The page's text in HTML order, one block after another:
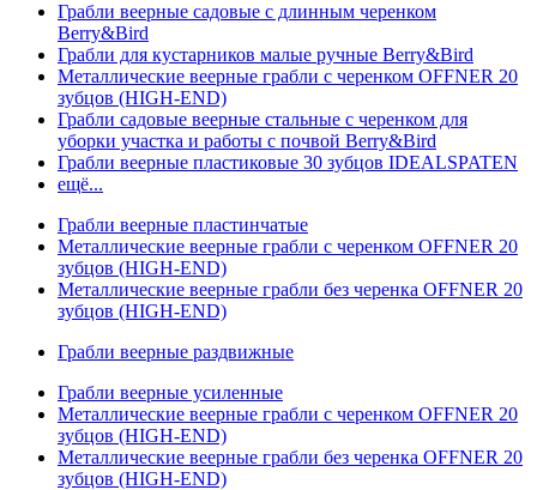
Грабли веерные садовые с длинным черенком
Berry&Bird
Грабли для кустарников малые ручные Berry&Bird
Металлические веерные грабли с черенком OFFNER 20
зубцов (HIGH-END)
Грабли садовые веерные стальные с черенком для
уборки участка и работы с почвой Berry&Bird
Грабли веерные пластиковые 30 зубцов IDEALSPATEN
ещё...
Грабли веерные пластинчатые
Металлические веерные грабли с черенком OFFNER 20
зубцов (HIGH-END)
Металлические веерные грабли без черенка OFFNER 20
зубцов (HIGH-END)
Грабли веерные раздвижные
Грабли веерные усиленные
Металлические веерные грабли с черенком OFFNER 20
зубцов (HIGH-END)
Металлические веерные грабли без черенка OFFNER 20
зубцов (HIGH-END)